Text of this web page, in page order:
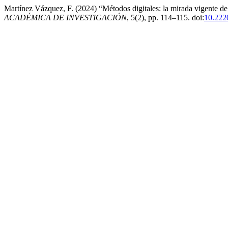
Martínez Vázquez, F. (2024) “Métodos digitales: la mirada vigente
ACADÉMICA DE INVESTIGACIÓN, 5(2), pp. 114–115. doi: